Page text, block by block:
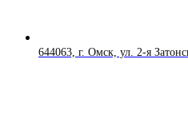
644063, г. Омск, ул. 2-я